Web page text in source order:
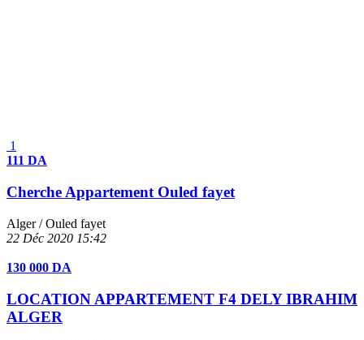
1
111 DA
Cherche Appartement Ouled fayet
Alger/ Ouled fayet
22 Déc 2020 15:42
130 000 DA
LOCATION APPARTEMENT F4 DELY IBRAHIM
ALGER